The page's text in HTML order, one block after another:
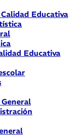
Educativa
Educativa